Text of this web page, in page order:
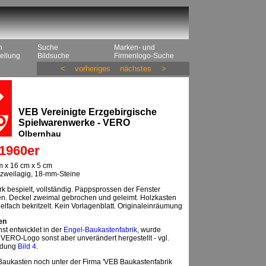
Suche
Bildsuche
Marken- und
Firmenlogo-Suche
< vorheriges nächstes >
VEB Vereinigte Erzgebirgische
Spielwarenwerke - VERO
Olbernhau
x 16 cm x 5 cm
18-mm-Steine
bespielt, vollständig. Pappsprossen der Fenster
Deckel zweimal gebrochen und geleimt. Holzkasten
bekritzelt. Kein Vorlagenblatt. Originaleinräumung
entwicklet in der Engel-Baukastenfabrik, wurde
Logo sonst aber unverändert hergestellt - vgl.
Bild 4.
noch unter der Firma 'VEB Baukastenfabrik